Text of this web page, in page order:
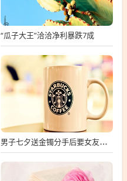
“瓜子大王”洽洽净利暴跌7成
男子七夕送金镯分手后要女友还钱